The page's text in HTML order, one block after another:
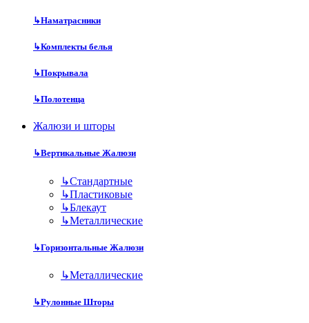
↳Наматрасники
↳Комплекты белья
↳Покрывала
↳Полотенца
Жалюзи и шторы
↳Вертикальные Жалюзи
↳Стандартные
↳Пластиковые
↳Блекаут
↳Металлические
↳Горизонтальные Жалюзи
↳Металлические
↳Рулонные Шторы